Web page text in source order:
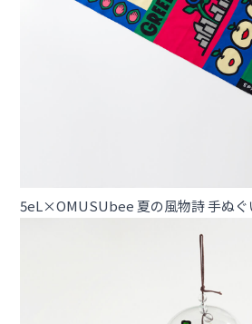
5eL×OMUSUbee 夏の風物詩 手ぬぐ